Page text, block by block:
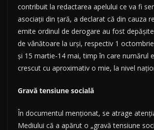
contribuit la redactarea apelului ce va fi
asociaţii din ţară, a declarat că din cauza
emite ordinul de derogare au fost
de vânătoare la urşi, respectiv 1
şi 15 martie-14 mai, timp în care numărul
crescut cu aproximativ o mie, la nivel
Gravă tensiune socială
În documentul menţionat, se atrage
Mediului că a apărut o „gravă tensiune